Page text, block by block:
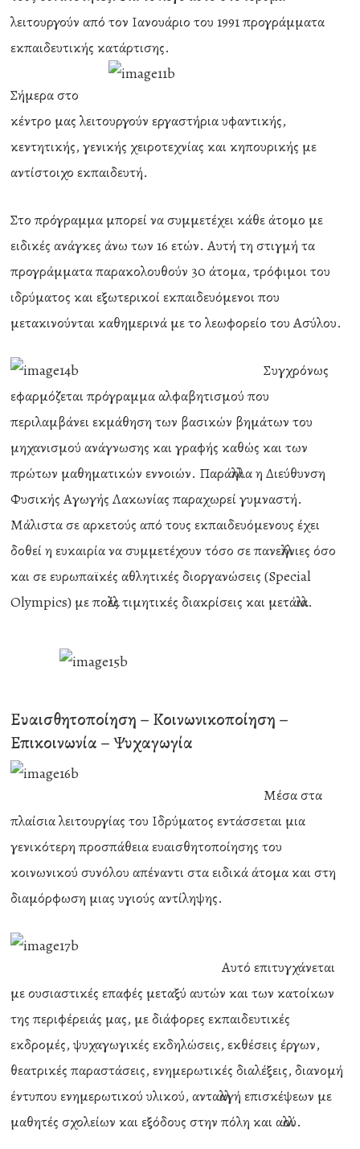
λειτουργούν από τον Ιανουάριο του 1991 προγράμματα
εκπαιδευτικής κατάρτισης.
Σήμερα στο
κέντρο μας λειτουργούν εργαστήρια υφαντικής,
κεντητικής, γενικής χειροτεχνίας και κηπουρικής με
αντίστοιχο εκπαιδευτή.
Στο πρόγραμμα μπορεί να συμμετέχει κάθε άτομο με
ειδικές ανάγκες άνω των 16 ετών. Αυτή τη στιγμή τα
προγράμματα παρακολουθούν 30 άτομα, τρόφιμοι του
ιδρύματος και εξωτερικοί εκπαιδευόμενοι που
μετακινούνται καθημερινά με το λεωφορείο του Ασύλου.
Συγχρόνως
εφαρμόζεται πρόγραμμα αλφαβητισμού που
περιλαμβάνει εκμάθηση των βασικών βημάτων του
μηχανισμού ανάγνωσης και γραφής καθώς και των
πρώτων μαθηματικών εννοιών. Παράλληλα η Διεύθυνση
Φυσικής Αγωγής Λακωνίας παραχωρεί γυμναστή.
Μάλιστα σε αρκετούς από τους εκπαιδευόμενους έχει
δοθεί η ευκαιρία να συμμετέχουν τόσο σε πανελλήνιες όσο
και σε ευρωπαϊκές αθλητικές διοργανώσεις (Special
Olympics) με πολλές τιμητικές διακρίσεις και μετάλλια.
Ευαισθητοποίηση – Κοινωνικοποίηση –
Επικοινωνία – Ψυχαγωγία
Μέσα στα
πλαίσια λειτουργίας του Ιδρύματος εντάσσεται μια
γενικότερη προσπάθεια ευαισθητοποίησης του
κοινωνικού συνόλου απέναντι στα ειδικά άτομα και στη
διαμόρφωση μιας υγιούς αντίληψης.
Αυτό επιτυγχάνεται
με ουσιαστικές επαφές μεταξύ αυτών και των κατοίκων
της περιφέρειάς μας, με διάφορες εκπαιδευτικές
εκδρομές, ψυχαγωγικές εκδηλώσεις, εκθέσεις έργων,
θεατρικές παραστάσεις, ενημερωτικές διαλέξεις, διανομή
έντυπου ενημερωτικού υλικού, ανταλλαγή επισκέψεων με
μαθητές σχολείων και εξόδους στην πόλη και αλλού.